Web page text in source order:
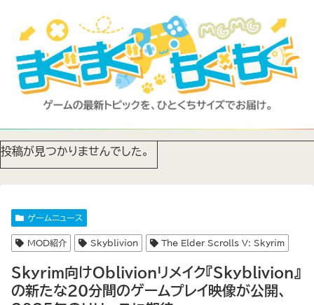
投稿が見つかりませんでした。
ゲームニュース
MOD紹介 Skyblivion The Elder Scrolls V: Skyrim
Skyrim向けOblivionリメイク『Skyblivion』
の新たな20分間のゲームプレイ映像が公開、